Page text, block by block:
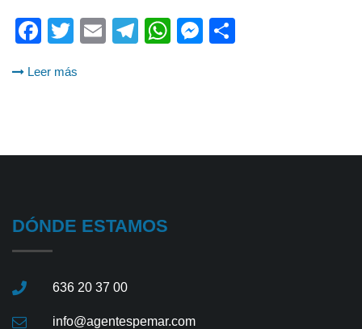
Facebook
Twitter
EmailTelegram
WhatsApp
Messenger
Leer más
DÓNDE ESTAMOS
636 20 37 00
info@agentespemar.com